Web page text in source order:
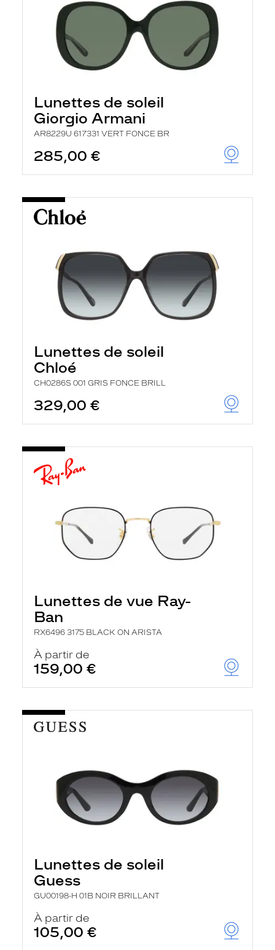
Lunettes de soleil
Giorgio Armani
AR8229U 617331 VERT FONCE BR
285,00 €
Lunettes de soleil
Chloé
CH0286S 001 GRIS FONCE BRILL
329,00 €
Lunettes de vue Ray-
Ban
RX6496 3175 BLACK ON ARISTA
À partir de
159,00 €
Lunettes de soleil
Guess
GU00198-H 01B NOIR BRILLANT
À partir de
105,00 €